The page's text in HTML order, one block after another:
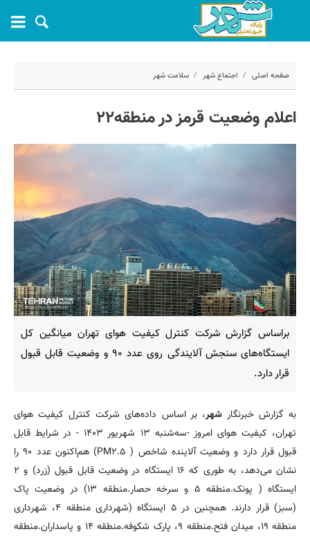
صفحه اصلی اجتماع شهر سلامت شهر
کد مطلب:
اعلام وضعیت قرمز در منطقه۲۲
براساس گزارش شرکت کنترل کیفیت هوای تهران میانگین کل
ایستگاه‌های سنجش آلایندگی روی عدد ۹۰ و وضعیت قابل قبول
قرار دارد.
به گزارش خبرنگارشهر، بر اساس داده‌های شرکت کنترل کیفیت هوای
تهران، کیفیت هوای امروز -سه‌شنبه ۱۳ شهریور ۱۴۰۳ - در شرایط قابل
قبول قرار دارد و وضعیت آلاینده شاخص ( PM۲.۵) هم‌اکنون عدد ۹۰ را
نشان می‌دهد، به طوری که ۱۶ ایستگاه در وضعیت قابل قبول (زرد) و ۲
ایستگاه ( پونک.منطقه ۵ و سرخه حصار.منطقه ۱۳) در وضعیت پاک
(سبز) قرار دارند. همچنین در ۵ ایستگاه (شهرداری منطقه ۴، شهرداری
منطقه ۱۹، میدان فتح.منطقه ۹، پارک شکوفه.منطقه ۱۴ و پاسداران.منطقه